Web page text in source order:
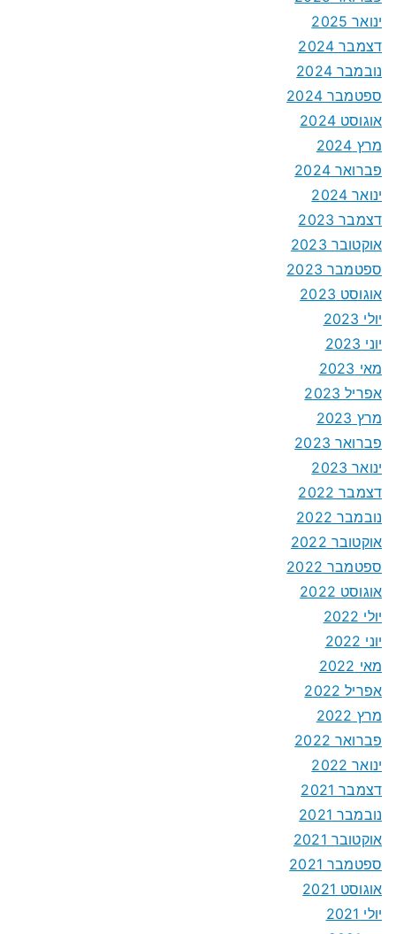
ינואר 2025
דצמבר 2024
נובמבר 2024
ספטמבר 2024
אוגוסט 2024
מרץ 2024
פברואר 2024
ינואר 2024
דצמבר 2023
אוקטובר 2023
ספטמבר 2023
אוגוסט 2023
יולי 2023
יוני 2023
מאי 2023
אפריל 2023
מרץ 2023
פברואר 2023
ינואר 2023
דצמבר 2022
נובמבר 2022
אוקטובר 2022
ספטמבר 2022
אוגוסט 2022
יולי 2022
יוני 2022
מאי 2022
אפריל 2022
מרץ 2022
פברואר 2022
ינואר 2022
דצמבר 2021
נובמבר 2021
אוקטובר 2021
ספטמבר 2021
אוגוסט 2021
יולי 2021